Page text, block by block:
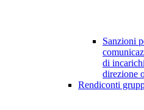
Sanzioni
di
direzione
Rendiconti